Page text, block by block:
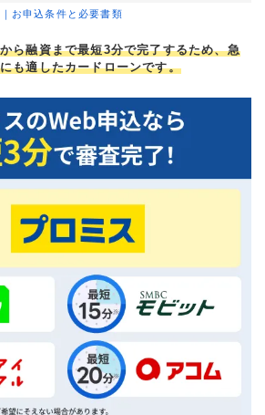
お申込条件と必要書類
ら融資まで最短3分で完了するため、急
も適したカードローンです。